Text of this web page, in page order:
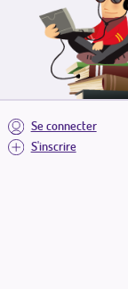
Se connecter
S'inscrire